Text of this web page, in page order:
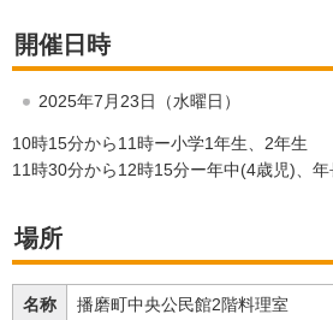
開催日時
2025年7月23日（水曜日）
10時15分から11時ー小学1年生、2年生
11時30分から12時15分ー年中(4歳児)、
場所
名称 播磨町中央公民館2階料理室